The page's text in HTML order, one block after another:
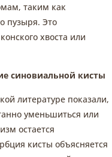
таким как
пузыря. Это
хвоста или
синовиальной кисты
литературе показали,
уменьшиться или
остается
кисты объясняется